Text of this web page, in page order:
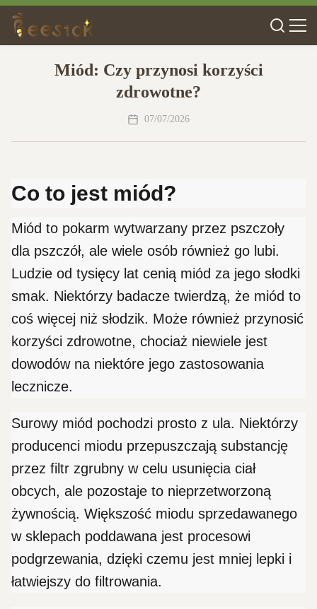
Miód: Czy przynosi korzyści
zdrowotne?
07/07/2026
Co to jest miód?
Miód to pokarm wytwarzany przez pszczoły
dla pszczół, ale wiele osób również go lubi.
Ludzie od tysięcy lat cenią miód za jego słodki
smak. Niektórzy badacze twierdzą, że miód to
coś więcej niż słodzik. Może również przynosić
korzyści zdrowotne, chociaż niewiele jest
dowodów na niektóre jego zastosowania
lecznicze.
Surowy miód pochodzi prosto z ula. Niektórzy
producenci miodu przepuszczają substancję
przez filtr zgrubny w celu usunięcia ciał
obcych, ale pozostaje to nieprzetworzoną
żywnością. Większość miodu sprzedawanego
w sklepach poddawana jest procesowi
podgrzewania, dzięki czemu jest mniej lepki i
łatwiejszy do filtrowania.